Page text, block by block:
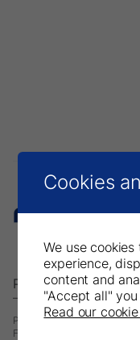
Parkell Europe AB
– A Division of
P.O. Box 723
Finvids väg 8, 19447
Cookies
We use
experience,
content and
"Accept all"
Read our